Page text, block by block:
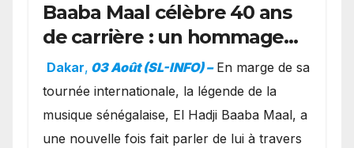
Baaba Maal célèbre 40 ans
de carrière : un hommage
exceptionnel à Oslo en
présence de la famille
royale.
Dakar, 03 Août (SL-INFO) – ​En marge de sa
tournée internationale, la légende de la
musique sénégalaise, El Hadji Baaba Maal, a
une nouvelle fois fait parler de lui à travers